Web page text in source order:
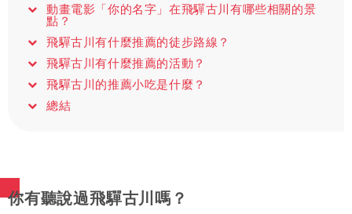
動畫電影「你的名字」在飛驒古川有哪些相關的景
點？
飛驒古川有什麼推薦的徒步路線？
飛驒古川有什麼推薦的活動？
飛驒古川的推薦小吃是什麼？
總結
你有聽說過飛驒古川嗎？